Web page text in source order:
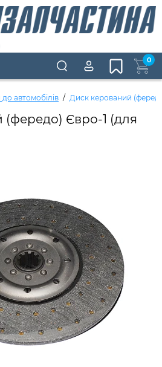
0
автомобілів Диск керований
Євро-1 (для